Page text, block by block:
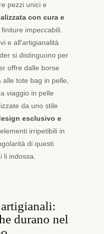
pezzi unici e
con cura e
finiture impeccabili.
e all'artigianalità
si distinguono per
offre dalle borse
alle tote bag in pelle,
viaggio in pelle
da uno stile
esclusivo e
irripetibili in
di questi
li indossa.
durano nel